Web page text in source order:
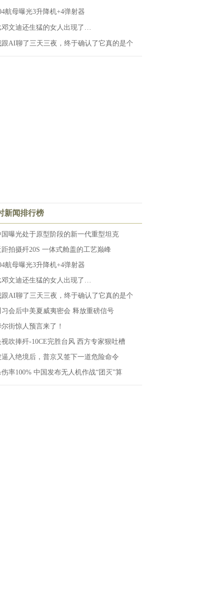
航母曝光3升降机+4弹射器
邓文迪还生猛的女人出现了…
跟AI聊了三天三夜，终于确认了它真的是个
新闻排行榜
国曝光处于原型阶段的新一代重型坦克
距拍摄歼20S 一体式舱盖的工艺巅峰
航母曝光3升降机+4弹射器
邓文迪还生猛的女人出现了…
跟AI聊了三天三夜，终于确认了它真的是个
习会后中美夏威夷密会 释放重磅信号
尔街惊人预言来了！
视吹捧歼-10CE完胜台风 西方专家狠吐槽
逼入绝境后，普京又签下一道危险命令
伤率100% 中国发布无人机作战“团灭”算